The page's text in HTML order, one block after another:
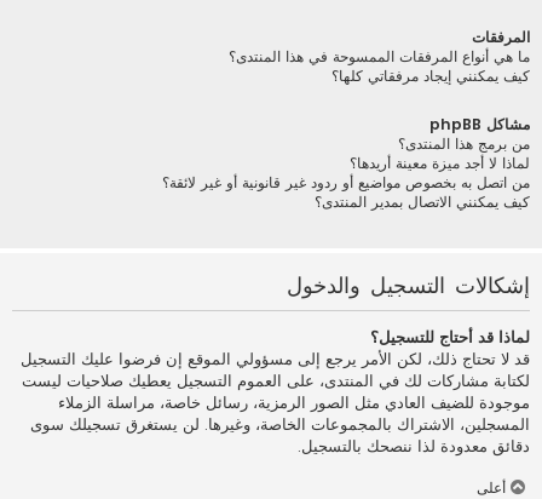
المرفقات
ما هي أنواع المرفقات الممسوحة في هذا المنتدى؟
كيف يمكنني إيجاد مرفقاتي كلها؟
مشاكل phpBB
من برمج هذا المنتدى؟
لماذا لا أجد ميزة معينة أريدها؟
من اتصل به بخصوص مواضيع أو ردود غير قانونية أو غير لائقة؟
كيف يمكنني الاتصال بمدير المنتدى؟
إشكالات التسجيل والدخول
لماذا قد أحتاج للتسجيل؟
قد لا تحتاج ذلك، لكن الأمر يرجع إلى مسؤولي الموقع إن فرضوا عليك التسجيل
لكتابة مشاركات لك في المنتدى، على العموم التسجيل يعطيك صلاحيات ليست
موجودة للضيف العادي مثل الصور الرمزية، رسائل خاصة، مراسلة الزملاء
المسجلين، الاشتراك بالمجموعات الخاصة، وغيرها. لن يستغرق تسجيلك سوى
دقائق معدودة لذا ننصحك بالتسجيل.
أعلى